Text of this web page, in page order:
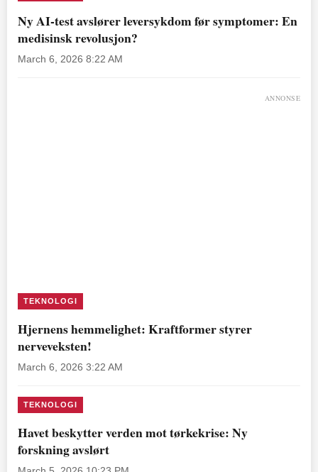
Ny AI-test avslører leversykdom før symptomer: En
medisinsk revolusjon?
March 6, 2026 8:22 AM
ANNONSE
TEKNOLOGI
Hjernens hemmelighet: Kraftformer styrer
nerveveksten!
March 6, 2026 3:22 AM
TEKNOLOGI
Havet beskytter verden mot tørkekrise: Ny
forskning avslørt